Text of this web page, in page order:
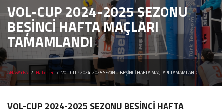
VOL-CUP 2024-2025 SEZONU
BEŞİNCİ HAFTA MAÇLARI
TAMAMLANDI
ANASAYFA Haberler VOL-CUP 2024-2025 SEZONU BEŞİNCİ HAFTA MAÇLARI TAMAMLANDI
VOL-CUP 2024-2025 SEZONU BEŞİNCİ HAFTA